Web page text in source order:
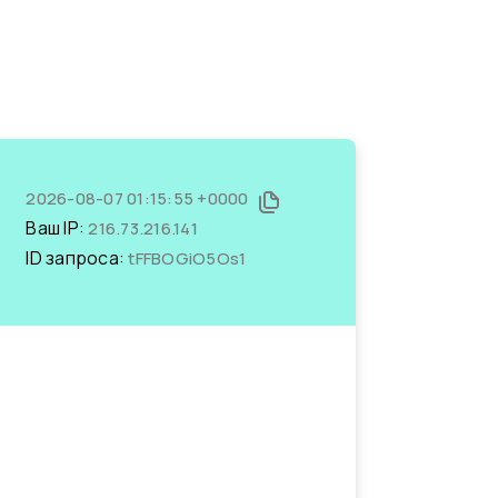
2026-08-07 01:15:55 +0000
Ваш IP:216.73.216.141
ID запроса:tFFBOGiO5Os1